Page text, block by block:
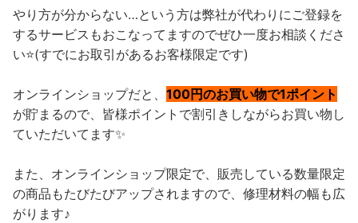
やり方が分からない…という方は弊社が代わりにご登録を
するサービスもおこなってますのでぜひ一度お相談くださ
い⭐(すでにお取引があるお客様限定です)
オンラインショップだと、 100円のお買い物で1ポイント
が貯まるので、皆様ポイントで割引きしながらお買い物し
ていただいてます✨
また、オンラインショップ限定で、販売している数量限定
の商品もたびたびアップされますので、修理材料の幅も広
がります♪